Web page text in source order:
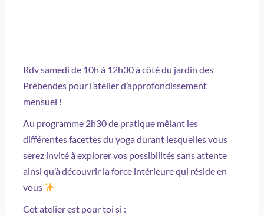
Rdv samedi de 10h à 12h30 à côté du jardin des
Prébendes pour l’atelier d’approfondissement
mensuel !
Au programme 2h30 de pratique mêlant les
différentes facettes du yoga durant lesquelles vous
serez invité à explorer vos possibilités sans attente
ainsi qu’à découvrir la force intérieure qui réside en
vous
Cet atelier est pour toi si :